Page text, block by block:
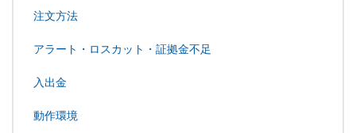
注文方法
アラート・ロスカット・証拠金不足
入出金
動作環境